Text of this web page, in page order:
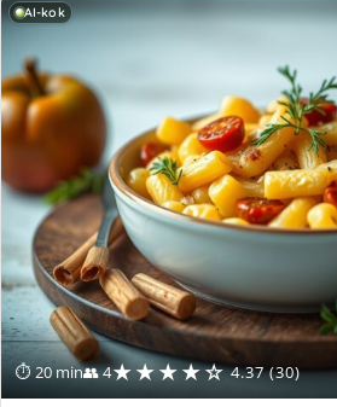
AI-kok
⏱ 20 min👥 4★★★★☆ 4.37 (30)